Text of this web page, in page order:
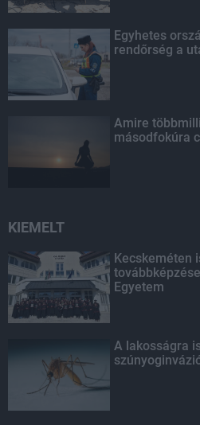
Egyhetes
rendőrség a
Amire
másodfokúra
KIEMELT
Kecskeméten
Egyetem
A lakosságra